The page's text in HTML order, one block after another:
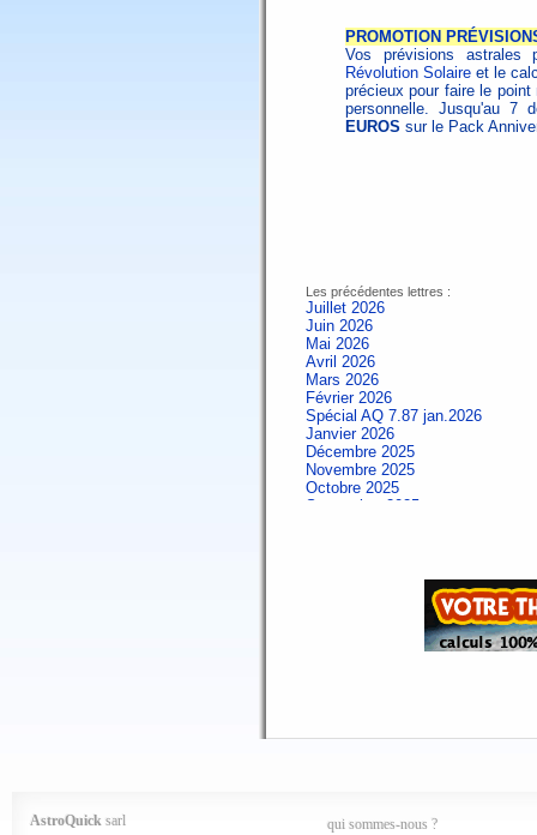
PROMOTION
Vos prévisions astrales
Révolution Solaire et le
précieux pour faire le
personnelle. Jusqu'au 7
EUROS sur le Pack
Les précédentes lettres :
Juillet 2026
Juin 2026
Mai 2026
Avril 2026
Mars 2026
Février 2026
Spécial AQ 7.87 jan.2026
Janvier 2026
Décembre 2025
Novembre 2025
Octobre 2025
Septembre 2025
Spécial AQ 7.84 jan.2025
Septembre 2024
Avril 2024
AstroQuick sarl
qui sommes-nous ?